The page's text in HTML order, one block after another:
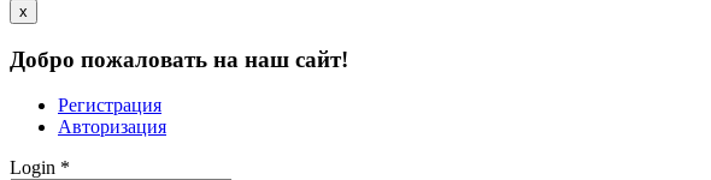
x
Добро пожаловать на наш сайт!
Регистрация
Авторизация
Login *